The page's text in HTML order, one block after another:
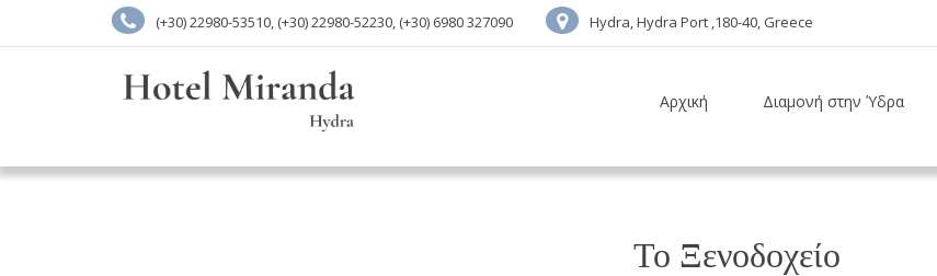
(+30) 22980-53510, (+30) 22980-52230, (+30) 6980 327090 Hydra, Hydra Port ,180-40, Greece
Αρχική Διαμονή στην Ύδρα
Το Ξενοδοχείο